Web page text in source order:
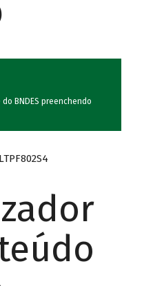
BNDES preenchendo